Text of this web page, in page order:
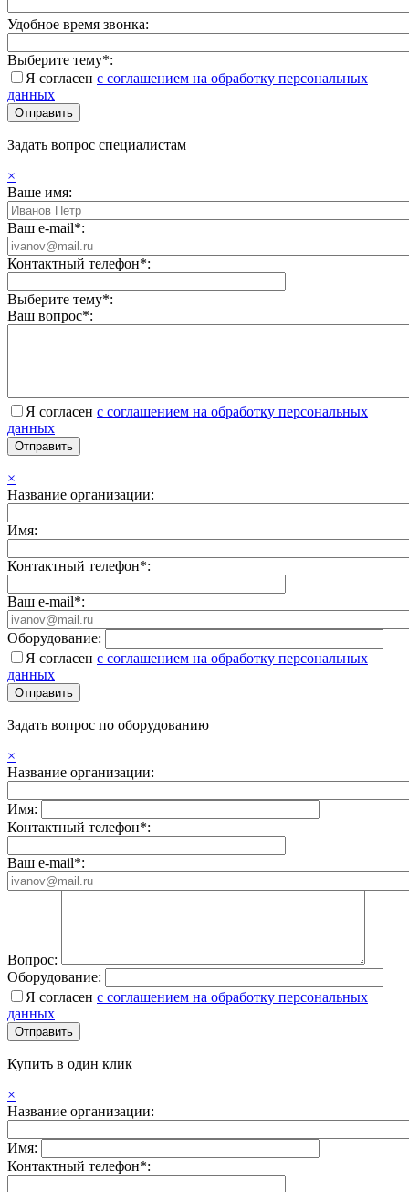
Удобное время звонка:
Выберите тему*:
Я согласен с соглашением на обработку персональных
данных
Задать вопрос специалистам
×
Ваше имя:
Ваш e-mail*:
Контактный телефон*:
Выберите тему*:
Ваш вопрос*:
Я согласен с соглашением на обработку персональных
данных
×
Название организации:
Имя:
Контактный телефон*:
Ваш e-mail*:
Оборудование:
Я согласен с соглашением на обработку персональных
данных
Задать вопрос по оборудованию
×
Название организации:
Имя:
Контактный телефон*:
Ваш e-mail*:
Вопрос:
Оборудование:
Я согласен с соглашением на обработку персональных
данных
Купить в один клик
×
Название организации:
Имя:
Контактный телефон*: